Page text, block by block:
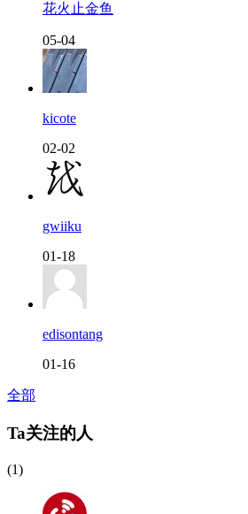
花火止金鱼
05-04
kicote
02-02
gwiiku
01-18
edisontang
01-16
全部
Ta关注的人
(1)